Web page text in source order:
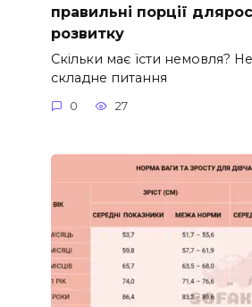
правильні порції
розвитку
Скільки має їсти немовля?
складне питання
0 27